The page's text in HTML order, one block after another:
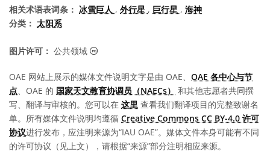
相关术语表词条： 冰雪巨人 , 外行星 , 巨行星 , 海神
分类： 太阳系
图片许可： 公共领域 公共领域 图标
OAE 网站上展示的媒体文件说明文字是由 OAE、 OAE 各中心与节
点、OAE 的 国家天文教育协调员（NAECs）
和其他志愿者共同撰
写、翻译与审核的。您可以在 这里 查看我们翻译项目的完整致谢名
单。所有媒体文件说明均遵循 Creative Commons CC BY-4.0 许可
协议进行发布，应注明来源为“IAU OAE”。媒体文件本身可能有不同
的许可协议（见上文），请根据“来源”部分注明相应来源。